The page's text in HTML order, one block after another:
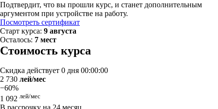
Подтвердит, что вы прошли курс, и станет дополнительным
аргументом при устройстве на работу.
Посмотреть сертификат
Старт курса: 9 августа
Осталось: 7 мест
Стоимость курса
Скидка действует 0 дня 00:00:00
2 730 лей/мес
−60%
1 092 лей/мес